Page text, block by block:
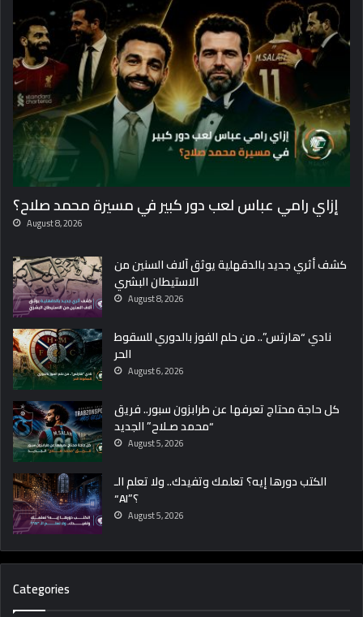
إزاي رامي عباس لعب دور كبير في مسيرة محمد صلاح؟
August 8, 2026
كشف أثري جديد بالدقهلية يوثق آلاف السنين من
الاستيطان البشري
August 8, 2026
نادي “هارتس”.. من حلم الفوز بالدوري للسقوط
الحر
August 6, 2026
كل حاجة محتاج تعرفها عن طرابزون سبور.. فريق
“محمد صـلاح” الجديد
August 5, 2026
الكتب دورها إيه؟ تعلمك وتفيدك.. ولا تعلم الـ
“AI”؟
August 5, 2026
Categories